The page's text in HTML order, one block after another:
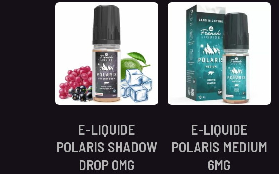
E-LIQUIDE
POLARIS SHADOW
DROP 0MG
E-LIQUIDE
POLARIS MEDIUM
6MG